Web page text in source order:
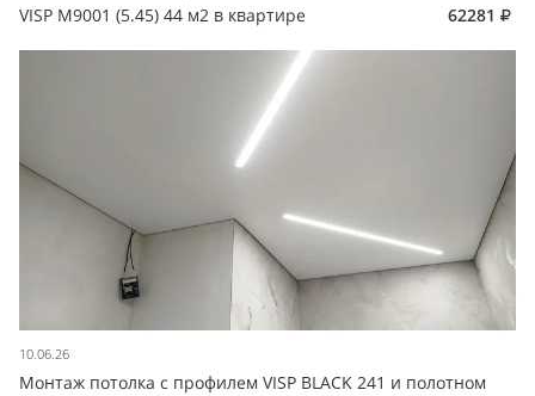
VISP M9001 (5.45) 44 м2 в квартире
62281
10.06.26
Монтаж потолка с профилем VISP BLACK 241 и полотном